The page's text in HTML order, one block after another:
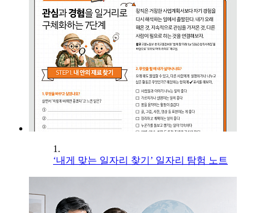
1.
‘내게 맞는 일자리 찾기’ 일자리 탐험 노트